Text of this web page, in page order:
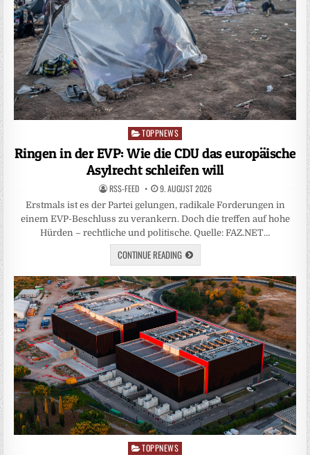
Posted
in
TOPPNEWS
Ringen in der EVP: Wie die CDU das europäische
Asylrecht schleifen will
RSS-FEED 9. AUGUST 2026
Erstmals ist es der Partei gelungen, radikale Forderungen in
einem EVP-Beschluss zu verankern. Doch die treffen auf hohe
Hürden – rechtliche und politische. Quelle: FAZ.NET…
CONTINUE READING
Posted
TOPPNEWS